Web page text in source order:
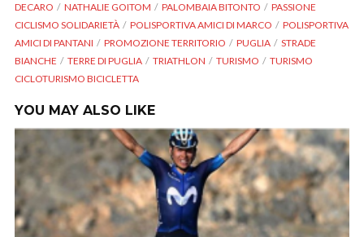
DECARO
NATHALIE GOITOM PALOMBAIA BITONTO
PASSIONE
CICLISMO SOLIDARIETÀ
POLISPORTIVA AMICI DI MARCO
POLISPORTIVA
AMICI DI PANTANI
PROMOZIONE TERRITORIO PUGLIA
STRADE
BIANCHE
TERRE DI PUGLIA TRIATHLON TURISMO
TURISMO
CICLOTURISMO BICICLETTA
YOU MAY ALSO LIKE